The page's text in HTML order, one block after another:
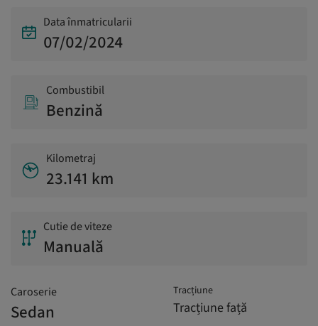
Data înmatricularii
07/02/2024
Combustibil
Benzină
Kilometraj
23.141 km
Cutie de viteze
Manuală
Caroserie
Sedan
Tracțiune
Tracțiune față